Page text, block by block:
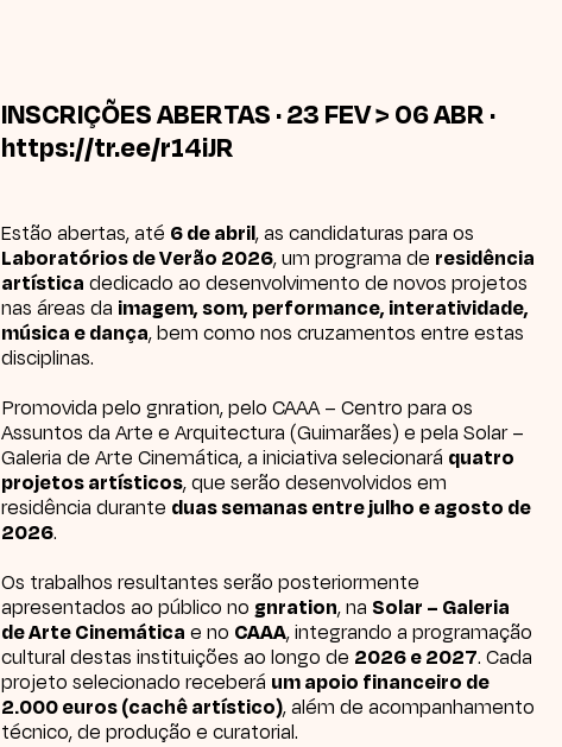
INSCRIÇÕES ABERTAS· 23 FEV > 06 ABR ·
https://tr.ee/r14iJR
Estão abertas, até 6 de abril, as candidaturas para os
Laboratórios de Verão 2026, um programa de residência
artística dedicado ao desenvolvimento de novos projetos
nas áreas da imagem, som, performance, interatividade,
música e dança, bem como nos cruzamentos entre estas
disciplinas.
Promovida pelognration, peloCAAA – Centro para os
Assuntos da Arte e Arquitectura (Guimarães) e pelaSolar –
Galeria de Arte Cinemática, a iniciativa selecionará quatro
projetos artísticos, que serão desenvolvidos em
residência durante duas semanas entre julho e agosto de
2026.
Os trabalhos resultantes serão posteriormente
apresentados ao público no gnration, naSolar – Galeria
de Arte Cinemática e no CAAA, integrando a programação
cultural destas instituições ao longo de 2026 e 2027. Cada
projeto selecionado receberá um apoio financeiro de
2.000 euros (cachê artístico), além de acompanhamento
técnico, de produção e curatorial.